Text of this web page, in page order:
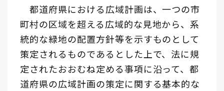
都道府県における広域計画は、一つの市
町村の区域を超える広域的な見地から、系
統的な緑地の配置方針等を示すものとして
策定されるものであるとした上で、法に規
定されたおおむね定める事項に沿って、都
道府県の広域計画の策定に関する基本的な